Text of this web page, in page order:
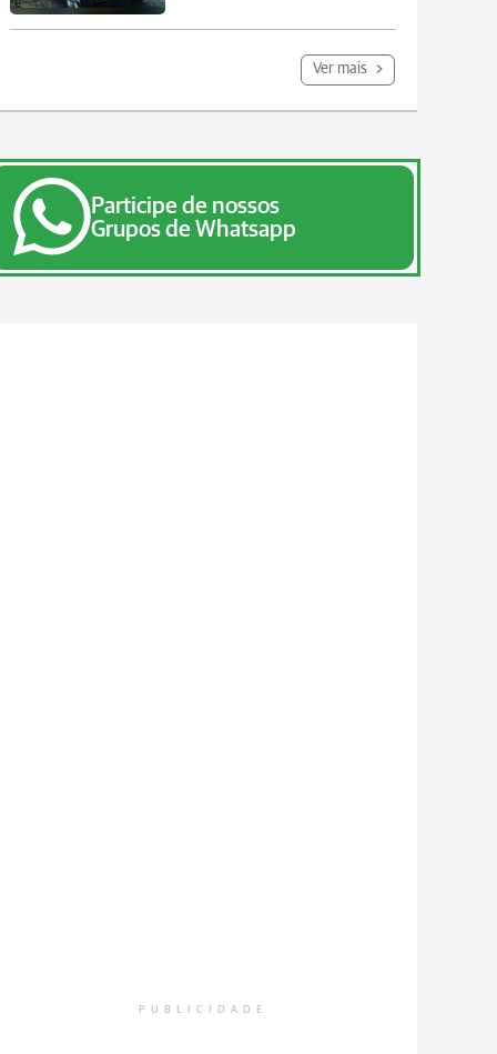
Ver mais
Participe de nossos
Grupos de Whatsapp
PUBLICIDADE